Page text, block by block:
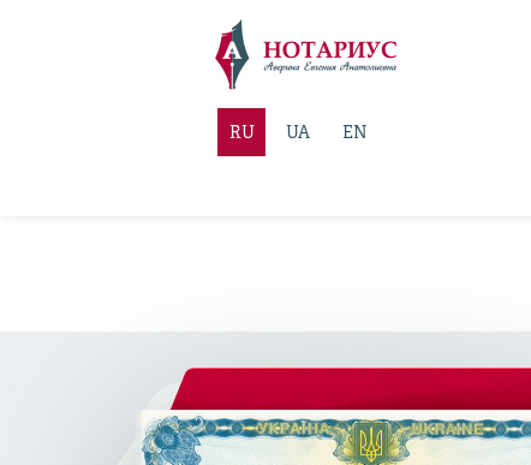
RU UA EN